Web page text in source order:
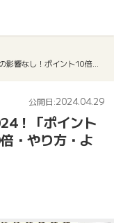
公開日:2024.04.29
！「ポイント
・やり方・よ